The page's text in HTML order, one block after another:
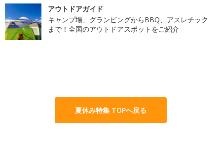
アウトドアガイド
キャンプ場、グランピングからBBQ、アスレチック
まで！全国のアウトドアスポットをご紹介
夏休み特集 TOPへ戻る